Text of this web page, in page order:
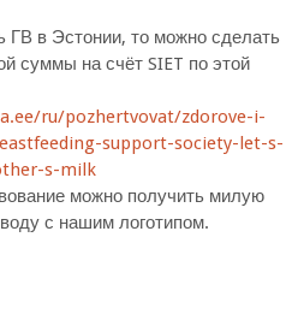
ГВ в Эстонии, то можно сделать
суммы на счёт SIET по этой
ru/pozhertvovat/zdorove-i-
support-society-let-s-
s-milk
можно получить милую
с нашим логотипом.